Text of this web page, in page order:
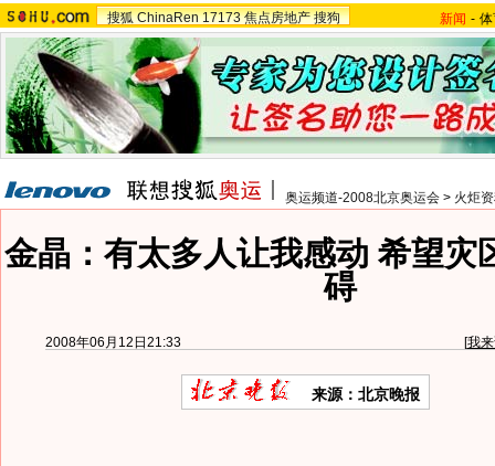
搜狐 ChinaRen 17173 焦点房地产 搜狗 新闻 -
奥运频道-2008北京奥运会 > 火炬
金晶：有太多人让我感动 希望灾
碍
2008年06月12日21:33 [我
来源：北京晚报